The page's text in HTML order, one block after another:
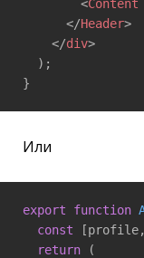
<Content
</Header>
</div>
  );
}
Или
export function
const [profile,
return (